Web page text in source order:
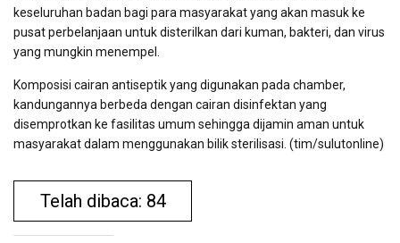
keseluruhan badan bagi para masyarakat yang akan masuk ke
pusat perbelanjaan untuk disterilkan dari kuman, bakteri, dan virus
yang mungkin menempel.
Komposisi cairan antiseptik yang digunakan pada chamber,
kandungannya berbeda dengan cairan disinfektan yang
disemprotkan ke fasilitas umum sehingga dijamin aman untuk
masyarakat dalam menggunakan bilik sterilisasi. (tim/sulutonline)
Telah dibaca: 84